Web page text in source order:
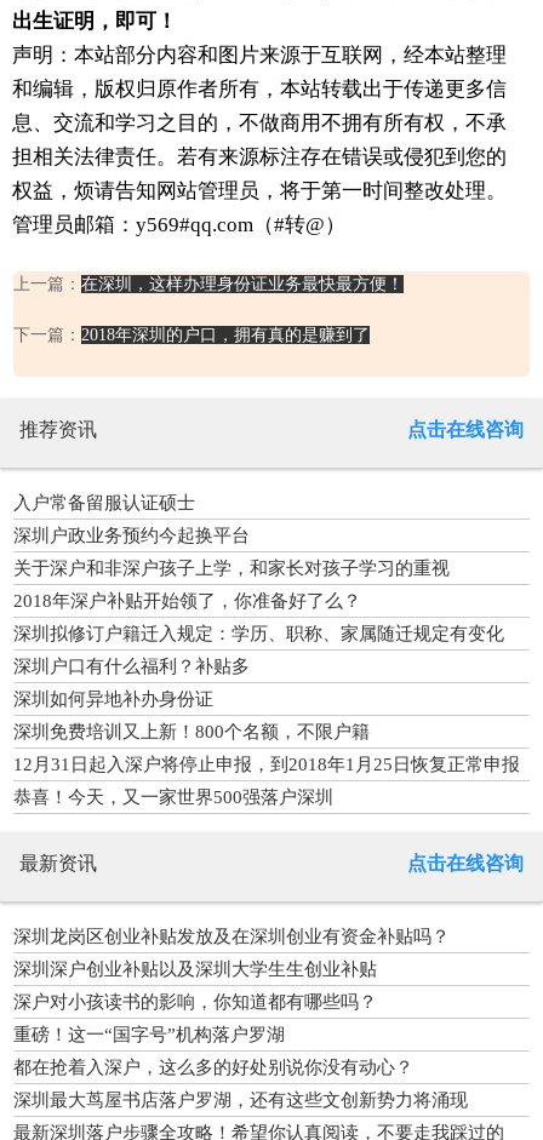
出生证明，即可！
声明：本站部分内容和图片来源于互联网，经本站整理
和编辑，版权归原作者所有，本站转载出于传递更多信
息、交流和学习之目的，不做商用不拥有所有权，不承
担相关法律责任。若有来源标注存在错误或侵犯到您的
权益，烦请告知网站管理员，将于第一时间整改处理。
管理员邮箱：y569#qq.com（#转@）
上一篇： 在深圳，这样办理身份证业务最快最方便！
下一篇： 2018年深圳的户口，拥有真的是赚到了
推荐资讯 点击在线咨询
入户常备留服认证硕士
深圳户政业务预约今起换平台
关于深户和非深户孩子上学，和家长对孩子学习的重视
2018年深户补贴开始领了，你准备好了么？
深圳拟修订户籍迁入规定：学历、职称、家属随迁规定有变化
深圳户口有什么福利？补贴多
深圳如何异地补办身份证
深圳免费培训又上新！800个名额，不限户籍
12月31日起入深户将停止申报，到2018年1月25日恢复正常申报
恭喜！今天，又一家世界500强落户深圳
最新资讯 点击在线咨询
深圳龙岗区创业补贴发放及在深圳创业有资金补贴吗？
深圳深户创业补贴以及深圳大学生生创业补贴
深户对小孩读书的影响，你知道都有哪些吗？
重磅！这一“国字号”机构落户罗湖
都在抢着入深户，这么多的好处别说你没有动心？
深圳最大茑屋书店落户罗湖，还有这些文创新势力将涌现
最新深圳落户步骤全攻略！希望你认真阅读，不要走我踩过的